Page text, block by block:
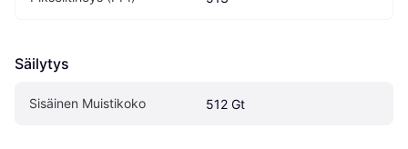
Säilytys
Sisäinen Muistikoko 512 Gt